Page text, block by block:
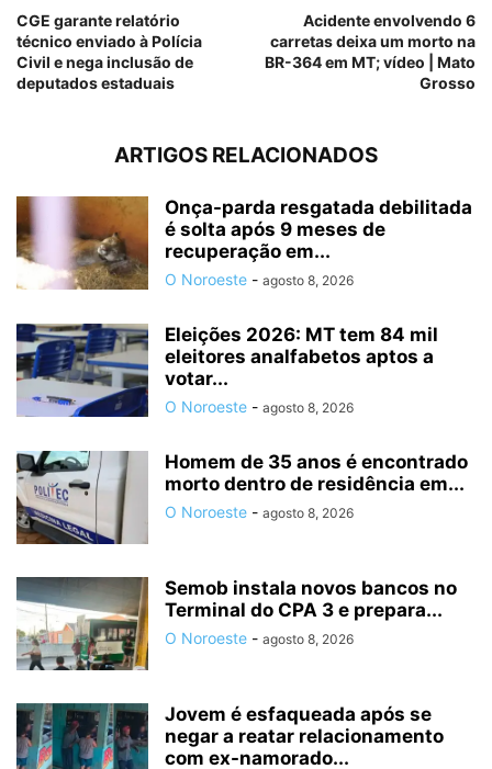
CGE garante relatório
técnico enviado à Polícia
Civil e nega inclusão de
deputados estaduais
Acidente envolvendo 6
carretas deixa um morto na
BR-364 em MT; vídeo | Mato
Grosso
ARTIGOS RELACIONADOS
Onça-parda resgatada debilitada
é solta após 9 meses de
recuperação em...
O Noroeste - agosto 8, 2026
Eleições 2026: MT tem 84 mil
eleitores analfabetos aptos a
votar...
O Noroeste - agosto 8, 2026
Homem de 35 anos é encontrado
morto dentro de residência em...
O Noroeste - agosto 8, 2026
Semob instala novos bancos no
Terminal do CPA 3 e prepara...
O Noroeste - agosto 8, 2026
Jovem é esfaqueada após se
negar a reatar relacionamento
com ex-namorado...